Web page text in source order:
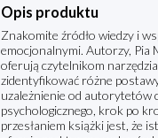
Opis produktu
Znakomite źródło wiedzy i
emocjonalnymi. Autorzy, Pia
oferują czytelnikom
zidentyfikować różne
uzależnienie od autorytetów
psychologicznego, krok po
przesłaniem książki jest, że